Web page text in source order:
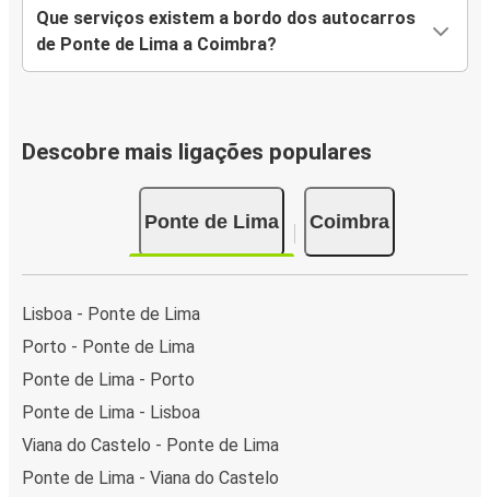
Que serviços existem a bordo dos autocarros
de Ponte de Lima a Coimbra?
Descobre mais ligações populares
Ponte de Lima Coimbra
Lisboa - Ponte de Lima
Porto - Ponte de Lima
Ponte de Lima - Porto
Ponte de Lima - Lisboa
Viana do Castelo - Ponte de Lima
Ponte de Lima - Viana do Castelo